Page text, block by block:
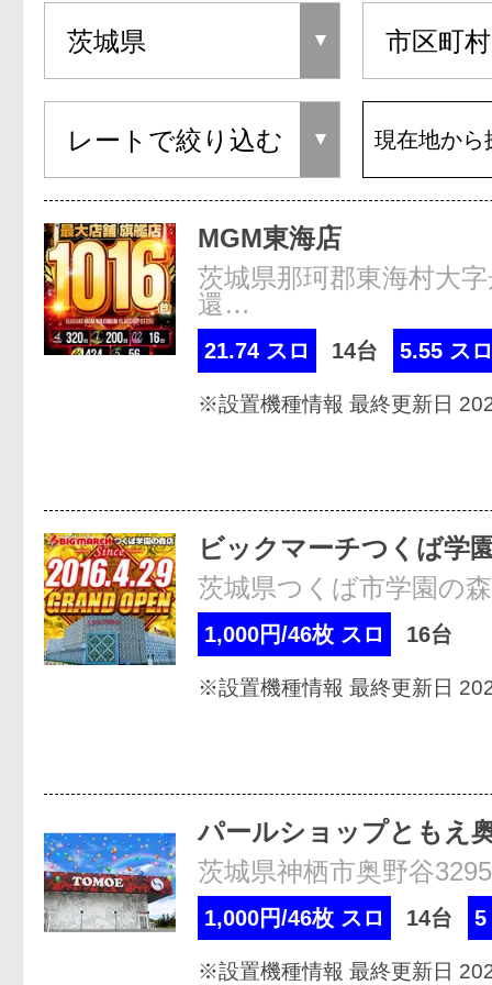
現在地から
MGM東海店
茨城県那珂郡東海村大
還…
21.74 スロ 14台 5.55 スロ
※設置機種情報 最終更新日
ビックマーチつくば学
茨城県つくば市学園の
1,000円/46枚 スロ 16台
※設置機種情報 最終更新日
パールショップともえ
茨城県神栖市奥野谷3295
1,000円/46枚 スロ 14台 5
※設置機種情報 最終更新日